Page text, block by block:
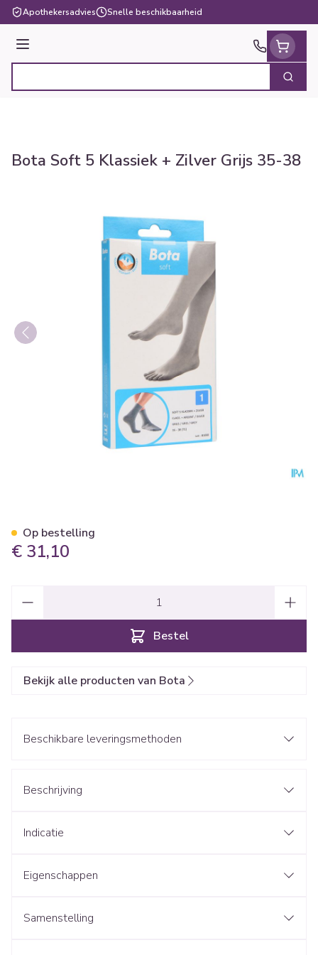
Ga naar de inhoud
Apothekersadvies Snelle beschikbaarheid
Menu
Zoek
Bota Soft 5 Klassiek + Zilver Grijs 35-38
€ 31,10
Bestel
Op bestelling
Bekijk alle producten van Bota
Beschikbare leveringsmethoden
Beschrijving
Indicatie
Eigenschappen
Samenstelling